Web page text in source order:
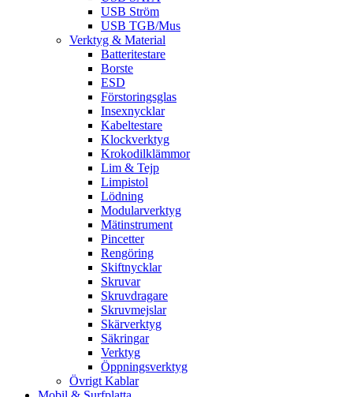
USB Ström
USB TGB/Mus
Verktyg & Material
Batteritestare
Borste
ESD
Förstoringsglas
Insexnycklar
Kabeltestare
Klockverktyg
Krokodilklämmor
Lim & Tejp
Limpistol
Lödning
Modularverktyg
Mätinstrument
Pincetter
Rengöring
Skiftnycklar
Skruvar
Skruvdragare
Skruvmejslar
Skärverktyg
Säkringar
Verktyg
Öppningsverktyg
Övrigt Kablar